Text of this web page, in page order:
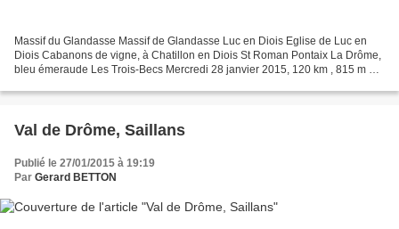
Massif du Glandasse Massif de Glandasse Luc en Diois Eglise de Luc en
Diois Cabanons de vigne, à Chatillon en Diois St Roman Pontaix La Drôme,
bleu émeraude Les Trois-Becs Mercredi 28 janvier 2015, 120 km , 815 m D+
Val de Drôme, Saillans
Publié le 27/01/2015 à 19:19
Par Gerard BETTON